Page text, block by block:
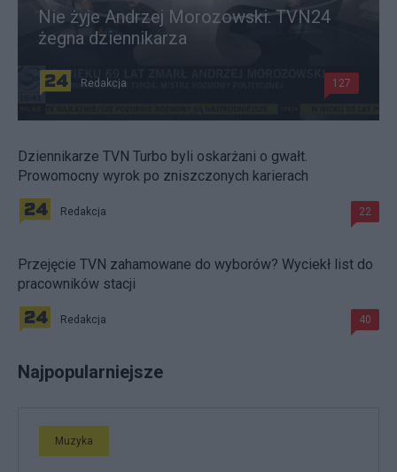
Nie żyje Andrzej Morozowski. TVN24
żegna dziennikarza
Redakcja 127
Dziennikarze TVN Turbo byli oskarżani o gwałt.
Prowomocny wyrok po zniszczonych karierach
Redakcja 22
Przejęcie TVN zahamowane do wyborów? Wyciekł list do
pracowników stacji
Redakcja 40
Najpopularniejsze
Muzyka